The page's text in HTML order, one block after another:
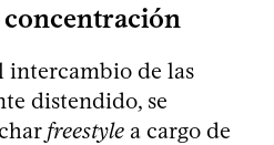
intercambio de las
distendido, se
freestyle a cargo de